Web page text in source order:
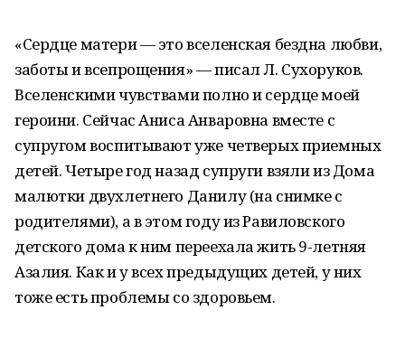
«Сердце матери — это вселенская бездна любви,
заботы и всепрощения» — писал Л. Сухоруков.
Вселенскими чувствами полно и сердце моей
героини. Сейчас Аниса Анваровна вместе с
супругом воспитывают уже четверых приемных
детей. Четыре год назад супруги взяли из Дома
малютки двухлетнего Данилу (на снимке с
родителями), а в этом году из Равиловского
детского дома к ним переехала жить 9-летняя
Азалия. Как и у всех предыдущих детей, у них
тоже есть проблемы со здоровьем.